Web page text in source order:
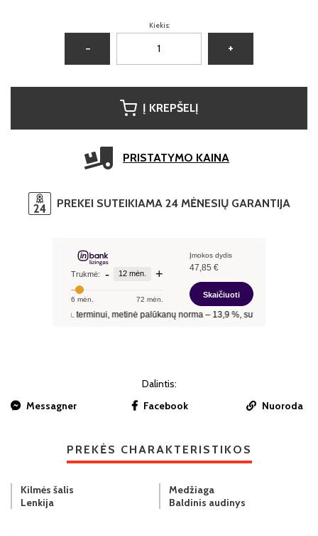
Kiekis:
− +
Į KREPŠELĮ
PRISTATYMO KAINA
PREKEI SUTEIKIAMA 24 MĖNESIŲ GARANTIJA
Dalintis:
Messagner
Facebook Nuoroda
PREKĖS CHARAKTERISTIKOS
Kilmės šalis
Lenkija
Medžiaga
Baldinis audinys